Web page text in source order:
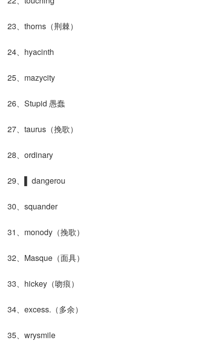
23、thorns（荆棘）
24、hyacinth
25、mazycity
26、Stupid 愚蠢
27、taurus（挽歌）
28、ordinary
29、▌ dangerou
30、squander
31、monody（挽歌）
32、Masque（面具）
33、hickey（吻痕）
34、excess.（多余）
35、wrysmile